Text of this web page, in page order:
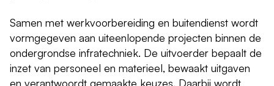
Samen met werkvoorbereiding en buitendienst wordt
vormgegeven aan uiteenlopende projecten binnen de
ondergrondse infratechniek. De uitvoerder bepaalt de
inzet van personeel en materieel, bewaakt uitgaven
en verantwoordt gemaakte keuzes. Daarbij wordt